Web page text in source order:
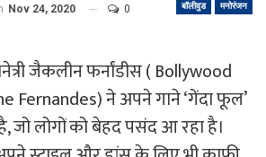
बॉलीवुड मनोरंजन
Nov 24, 2020 0
जैकलीन फर्नांडीस ( Bollywood
Fernandes) ने अपने गाने ‘गेंदा फूल’
जो लोगों को बेहद पसंद आ रहा है।